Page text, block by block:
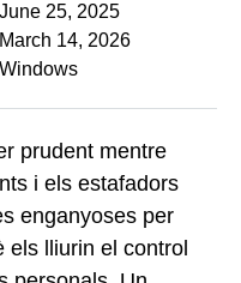
June 25, 2025
March 14, 2026
Windows
prudent mentre
i els estafadors
enganyoses per
els lliurin el control